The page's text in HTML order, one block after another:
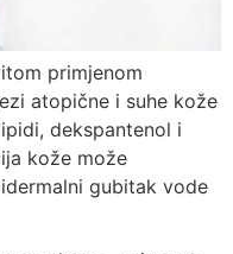
primjenom
atopične i suhe kože
dekspantenol i
kože može
gubitak vode